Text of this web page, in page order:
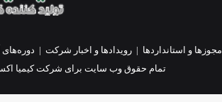
مجوزها و استانداردها |رویدادها و اخبار شرکت |
تمام حقوق وب سایت برای شرکت کیمیا